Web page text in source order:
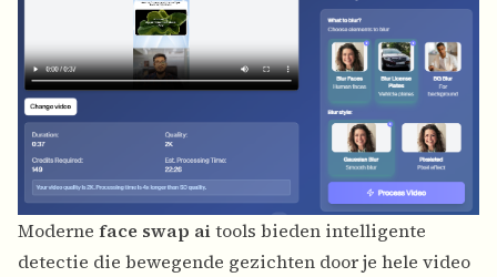
Moderne face swap aitools bieden intelligente
detectie die bewegende gezichten door je hele video